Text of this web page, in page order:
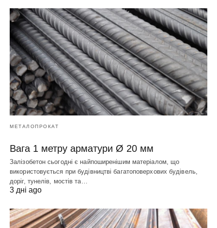
МЕТАЛОПРОКАТ
Вага 1 метру арматури Ø 20 мм
Залізобетон сьогодні є найпоширенішим матеріалом, що
використовується при будівництві багатоповерхових будівель,
доріг, тунелів, мостів та…
3 дні ago